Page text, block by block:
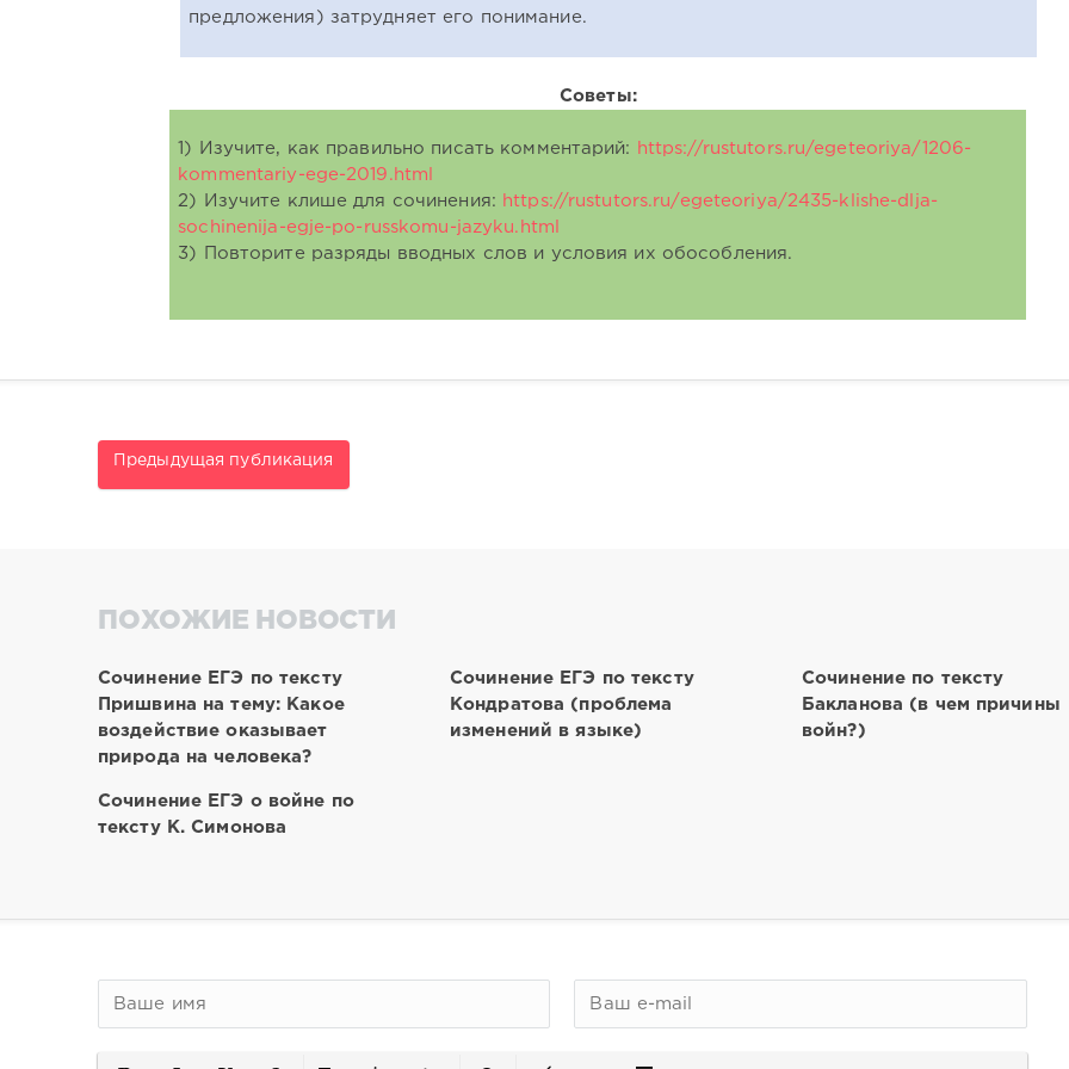
предложения) затрудняет его понимание.
Советы:
1) Изучите, как правильно писать комментарий:
https://rustutors.ru/egeteoriya/1206-
kommentariy-ege-2019.html
2) Изучите клише для сочинения:
https://rustutors.ru/egeteoriya/2435-klishe-dlja-
sochinenija-egje-po-russkomu-jazyku.html
3) Повторите разряды вводных слов и условия их обособления.
Предыдущая публикация
ПОХОЖИЕ НОВОСТИ
Сочинение ЕГЭ по тексту
Пришвина на тему: Какое
воздействие оказывает
природа на человека?
Сочинение ЕГЭ по тексту
Кондратова (проблема
изменений в языке)
Сочинение по тексту
Бакланова (в чем причины
войн?)
Сочинение ЕГЭ о войне по
тексту К. Симонова